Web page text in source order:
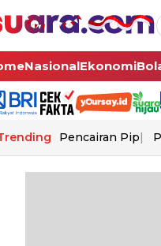
NasionalEkonomi
Pencairan Pip